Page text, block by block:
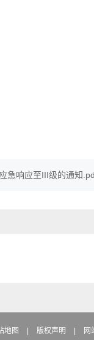
急响应至III级的通知
地图 版权声明 网